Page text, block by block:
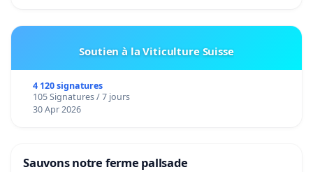
Soutien à la Viticulture Suisse
4 120 signatures
105 Signatures / 7 jours
30 Apr 2026
Sauvons notre ferme pallsade